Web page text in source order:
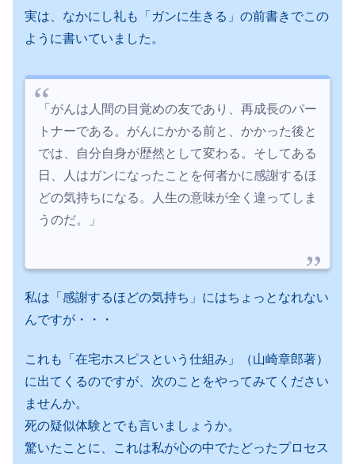
実は、なかにし礼も「ガンに生きる」の前書きでこの
ように書いていました。
「がんは人間の目覚めの友であり、再成長のパー
トナーである。がんにかかる前と、かかった後と
では、自分自身が歴然として変わる。そしてある
日、人はガンになったことを何者かに感謝するほ
どの気持ちになる。人生の意味が全く違ってしま
うのだ。」
私は「感謝するほどの気持ち」にはちょっとなれない
んですが・・・
これも「在宅ホスピスという仕組み」（山崎章郎著）
に出てくるのですが、次のことをやってみてください
ませんか。
死の疑似体験とでも言いましょうか。
驚いたことに、これは私が心の中でたどったプロセス